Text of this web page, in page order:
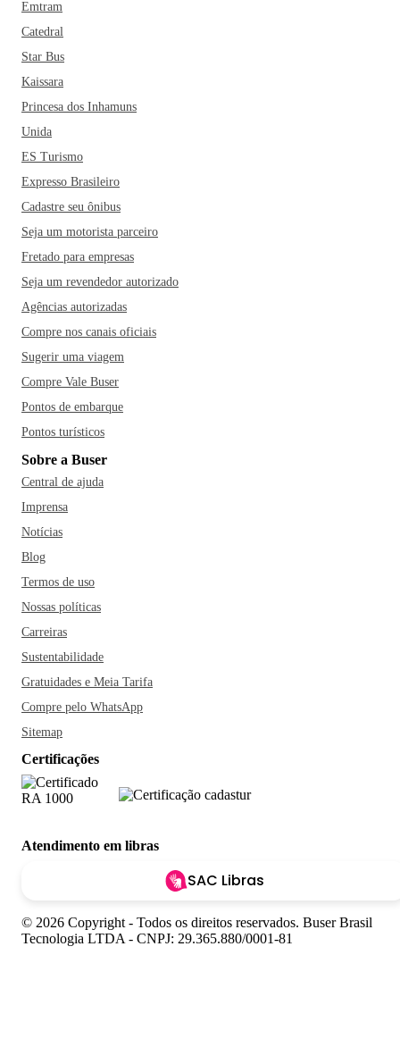
Emtram
Catedral
Star Bus
Kaissara
Princesa dos Inhamuns
Unida
ES Turismo
Expresso Brasileiro
Cadastre seu ônibus
Seja um motorista parceiro
Fretado para empresas
Seja um revendedor autorizado
Agências autorizadas
Compre nos canais oficiais
Sugerir uma viagem
Compre Vale Buser
Pontos de embarque
Pontos turísticos
Sobre a Buser
Central de ajuda
Imprensa
Notícias
Blog
Termos de uso
Nossas políticas
Carreiras
Sustentabilidade
Gratuidades e Meia Tarifa
Compre pelo WhatsApp
Sitemap
Certificações
Atendimento em libras
SAC Libras
© 2026 Copyright - Todos os direitos reservados. Buser Brasil
Tecnologia LTDA - CNPJ: 29.365.880/0001-81